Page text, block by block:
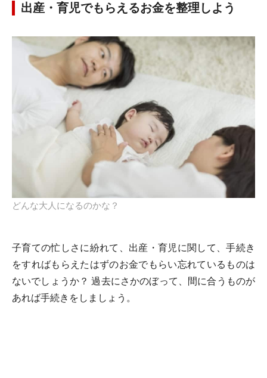
出産・育児でもらえるお金を整理しよう
どんな大人になるのかな？
子育ての忙しさに紛れて、出産・育児に関して、手続き
をすればもらえたはずのお金でもらい忘れているものは
ないでしょうか？ 過去にさかのぼって、間に合うものが
あれば手続きをしましょう。